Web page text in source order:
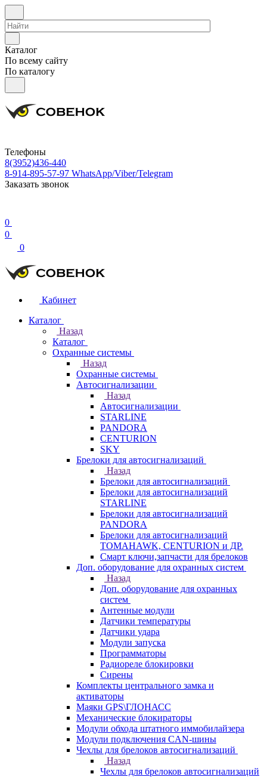
Каталог
По всему сайту
По каталогу
Телефоны
8(3952)436-440
8-914-895-57-97 WhatsApp/Viber/Telegram
Заказать звонок
0
0
0
Кабинет
Каталог
Назад
Каталог
Охранные системы
Назад
Охранные системы
Автосигнализации
Назад
Автосигнализации
STARLINE
PANDORA
CENTURION
SKY
Брелоки для автосигнализаций
Назад
Брелоки для автосигнализаций
Брелоки для автосигнализаций
STARLINE
Брелоки для автосигнализаций
PANDORA
Брелоки для автосигнализаций
TOMAHAWK, CENTURION и ДР.
Смарт ключи,запчасти для брелоков
Доп. оборудование для охранных систем
Назад
Доп. оборудование для охранных
систем
Антенные модули
Датчики температуры
Датчики удара
Модули запуска
Программаторы
Радиореле блокировки
Сирены
Комплекты центрального замка и
активаторы
Маяки GPS\ГЛОНАСС
Механические блокираторы
Модули обхода штатного иммобилайзера
Модули подключения CAN-шины
Чехлы для брелоков автосигнализаций
Назад
Чехлы для брелоков автосигнализаций